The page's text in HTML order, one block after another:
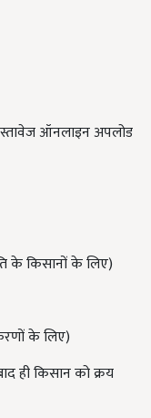
ऑनलाइन अपलोड
के किसानों के लिए)
के लिए)
ही किसान को क्रय